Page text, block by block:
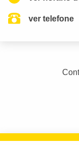
ver telefone